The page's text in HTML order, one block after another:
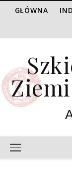
GŁÓWNA